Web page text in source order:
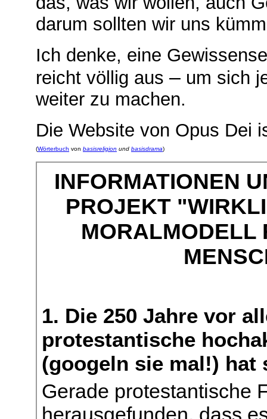
darum sollten wir uns
Ich denke, eine
reicht völlig aus – um sich
weiter zu machen.
Die Website von Opus Dei
(Wörterbuch von basisreligion und basisdrama)